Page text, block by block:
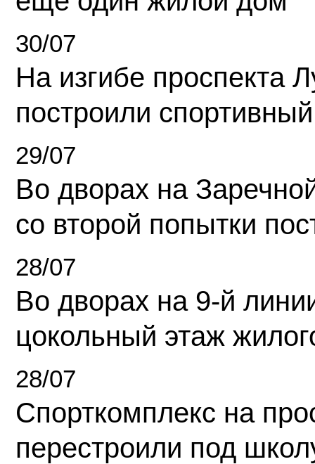
30/07
На изгибе проспекта
построили
29/07
Во дворах на
со второй попытки
28/07
Во дворах на 9-й
цокольный этаж
28/07
Спорткомплекс на
перестроили под